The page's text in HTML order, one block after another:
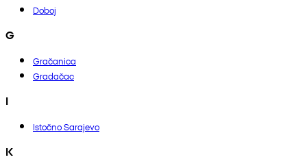
Doboj
G
Gračanica
Gradačac
I
Istočno Sarajevo
K